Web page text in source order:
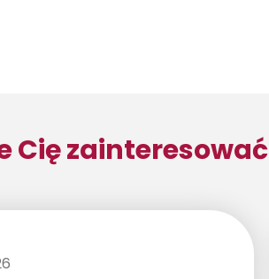
Cię zainteresować